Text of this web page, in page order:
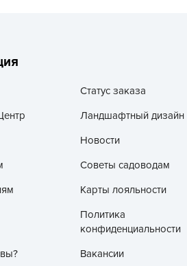
Статус заказа
Ландшафтный дизайн
Новости
Советы садоводам
Карты лояльности
Политика
конфиденциальности
Вакансии